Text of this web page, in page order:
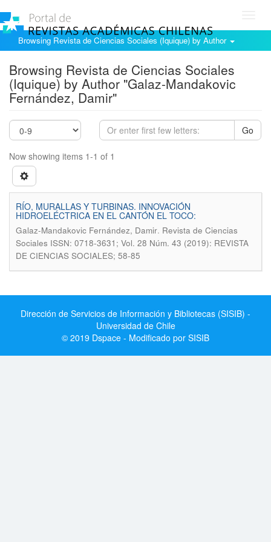
Browsing Revista de Ciencias Sociales (Iquique) by Author
Browsing Revista de Ciencias Sociales
(Iquique) by Author "Galaz-Mandakovic
Fernández, Damir"
Go
Now showing items 1-1 of 1
RÍO, MURALLAS Y TURBINAS. INNOVACIÓN
HIDROELÉCTRICA EN EL CANTÓN EL TOCO:
Galaz-Mandakovic Fernández, Damir. Revista de Ciencias
Sociales ISSN: 0718-3631; Vol. 28 Núm. 43 (2019): REVISTA
DE CIENCIAS SOCIALES; 58-85
Dirección de Servicios de Información y Bibliotecas (SISIB) -
Universidad de Chile
© 2019 Dspace - Modificado por SISIB